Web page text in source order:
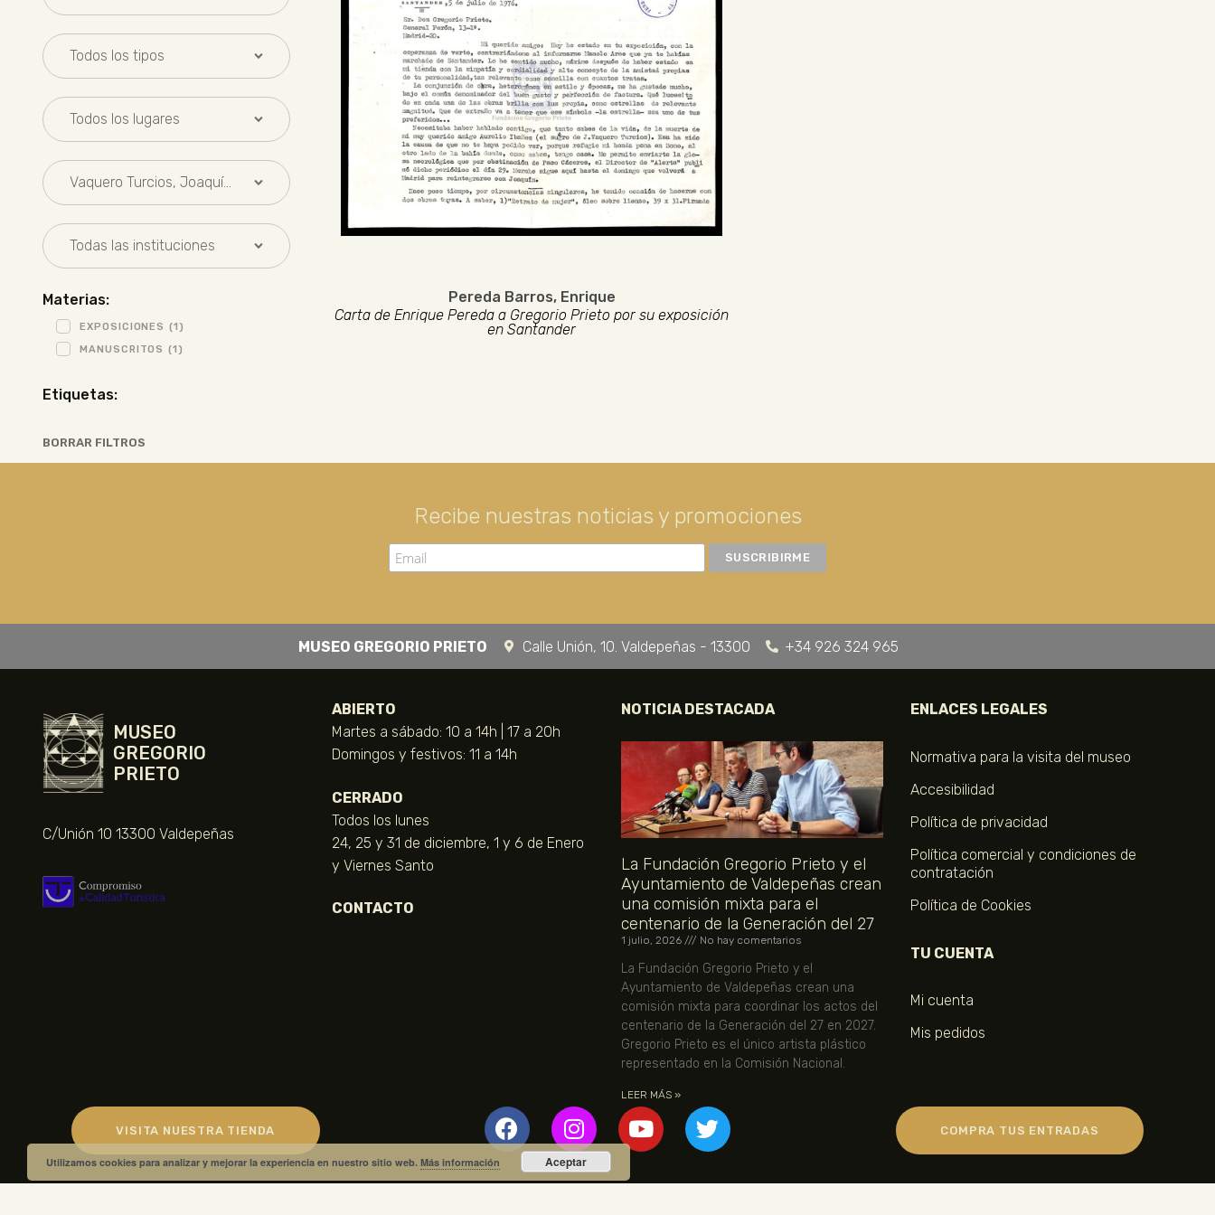
Materias:
EXPOSICIONES (1)
MANUSCRITOS (1)
Etiquetas:
BORRAR FILTROS
Pereda Barros, Enrique
Carta de Enrique Pereda a Gregorio Prieto por su exposición
en Santander
Recibe nuestras noticias y promociones
MUSEO GREGORIO PRIETO Calle Unión, 10. Valdepeñas - 13300 +34 926 324 965
MUSEO
GREGORIO
PRIETO
C/Unión 10 13300 Valdepeñas
ABIERTO
Martes a sábado: 10 a 14h | 17 a 20h
Domingos y festivos: 11 a 14h
CERRADO
Todos los lunes
24, 25 y 31 de diciembre, 1 y 6 de Enero
y Viernes Santo
CONTACTO
NOTICIA DESTACADA
La Fundación Gregorio Prieto y el
Ayuntamiento de Valdepeñas crean
una comisión mixta para el
centenario de la Generación del 27
1 julio, 2026 No hay comentarios
La Fundación Gregorio Prieto y el
Ayuntamiento de Valdepeñas crean una
comisión mixta para coordinar los actos del
centenario de la Generación del 27 en 2027.
Gregorio Prieto es el único artista plástico
representado en la Comisión Nacional.
LEER MÁS »
ENLACES LEGALES
Normativa para la visita del museo
Accesibilidad
Política de privacidad
Política comercial y condiciones de
contratación
Política de Cookies
TU CUENTA
Mi cuenta
Mis pedidos
VISITA NUESTRA TIENDA COMPRA TUS ENTRADAS
Utilizamos cookies para analizar y mejorar la experiencia en nuestro sitio web. Más información Aceptar